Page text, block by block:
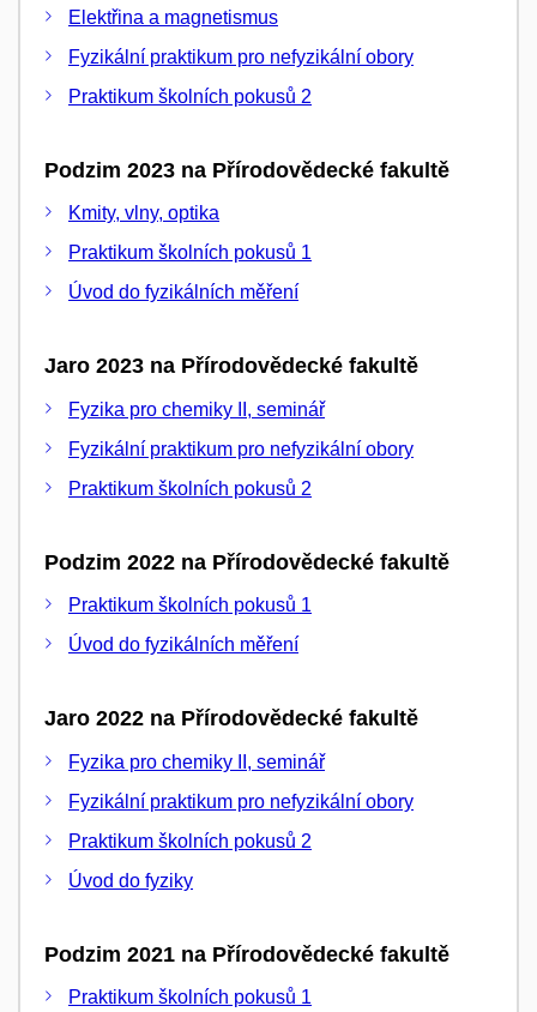
Elektřina a magnetismus
Fyzikální praktikum pro nefyzikální obory
Praktikum školních pokusů 2
Podzim 2023 na Přírodovědecké fakultě
Kmity, vlny, optika
Praktikum školních pokusů 1
Úvod do fyzikálních měření
Jaro 2023 na Přírodovědecké fakultě
Fyzika pro chemiky II, seminář
Fyzikální praktikum pro nefyzikální obory
Praktikum školních pokusů 2
Podzim 2022 na Přírodovědecké fakultě
Praktikum školních pokusů 1
Úvod do fyzikálních měření
Jaro 2022 na Přírodovědecké fakultě
Fyzika pro chemiky II, seminář
Fyzikální praktikum pro nefyzikální obory
Praktikum školních pokusů 2
Úvod do fyziky
Podzim 2021 na Přírodovědecké fakultě
Praktikum školních pokusů 1